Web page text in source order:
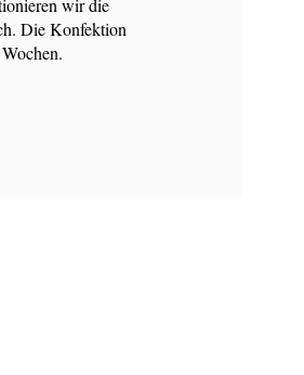
Die Konfektion